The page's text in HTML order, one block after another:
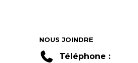
NOUS JOINDRE
Téléphone :